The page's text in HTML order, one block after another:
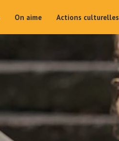
On aime Actions culturelles